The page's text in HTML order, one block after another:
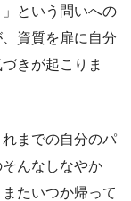
という問いへの
資質を扉に自分
きが起こりま
までの自分のパ
んなしなやか
たいつか帰って